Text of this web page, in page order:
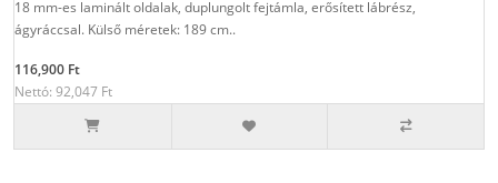
18 mm-es laminált oldalak, duplungolt fejtámla, erősített lábrész,
ágyráccsal. Külső méretek: 189 cm..
116,900 Ft
Nettó: 92,047 Ft